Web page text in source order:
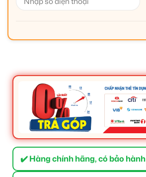
✔️ Hàng chính hãng, có bảo hành